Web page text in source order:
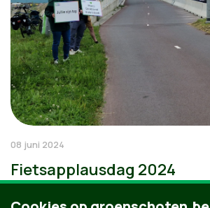
08 juni 2024
Fietsapplausdag 2024